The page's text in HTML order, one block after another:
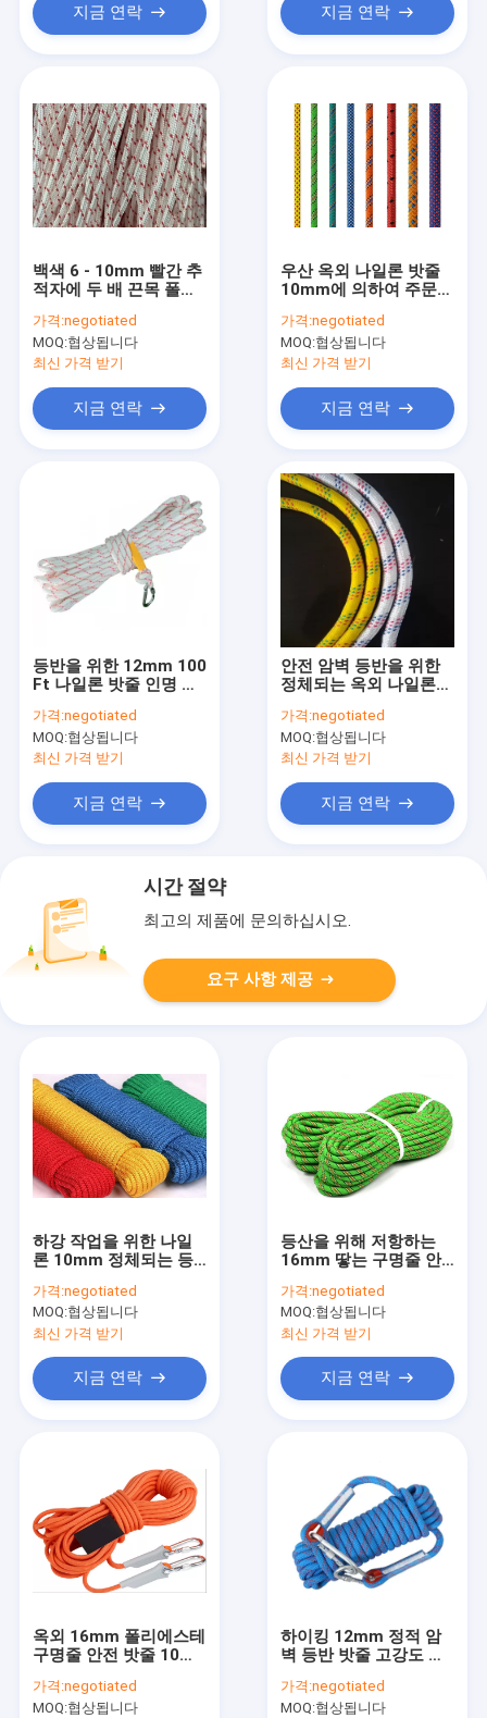
지금 연락 지금 연락
백색 6 - 10mm 빨간 추
적자에 두 배 끈목 폴리
가격:negotiated
MOQ:협상됩니다
최신 가격 받기
지금 연락
우산 옥외 나일론 밧줄
10mm에 의하여 주문을
50ft/100ft 330lbs
가격:negotiated
MOQ:협상됩니다
최신 가격 받기
지금 연락
등반을 위한 12mm 100
Ft 나일론 밧줄 인명 구
가격:negotiated
MOQ:협상됩니다
최신 가격 받기
지금 연락
안전 암벽 등반을 위한
정체되는 옥외 나일론
가격:negotiated
MOQ:협상됩니다
최신 가격 받기
지금 연락
시간 절약
최고의 제품에 문의하십시오.
요구 사항 제공
하강 작업을 위한 나일
론 10mm 정체되는 등
가격:negotiated
MOQ:협상됩니다
최신 가격 받기
지금 연락
등산을 위해 저항하는
16mm 땋는 구명줄 안
가격:negotiated
MOQ:협상됩니다
최신 가격 받기
지금 연락
옥외 16mm 폴리에스테
구명줄 안전 밧줄 10m
가격:negotiated
MOQ:협상됩니다
하이킹 12mm 정적 암
벽 등반 밧줄 고강도 코
가격:negotiated
MOQ:협상됩니다